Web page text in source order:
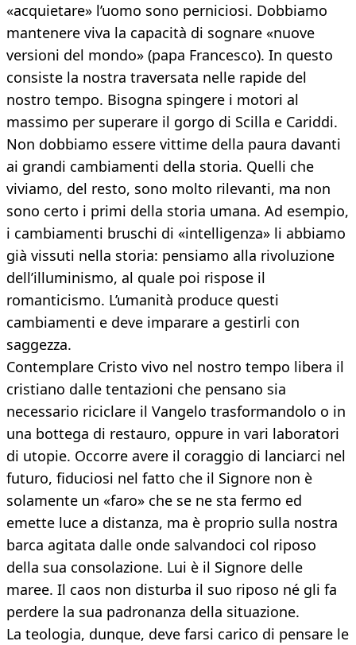
«acquietare» l’uomo sono perniciosi. Dobbiamo
mantenere viva la capacità di sognare «nuove
versioni del mondo» (papa Francesco). In questo
consiste la nostra traversata nelle rapide del
nostro tempo. Bisogna spingere i motori al
massimo per superare il gorgo di Scilla e Cariddi.
Non dobbiamo essere vittime della paura davanti
ai grandi cambiamenti della storia. Quelli che
viviamo, del resto, sono molto rilevanti, ma non
sono certo i primi della storia umana. Ad esempio,
i cambiamenti bruschi di «intelligenza» li abbiamo
già vissuti nella storia: pensiamo alla rivoluzione
dell’illuminismo, al quale poi rispose il
romanticismo. L’umanità produce questi
cambiamenti e deve imparare a gestirli con
saggezza.
Contemplare Cristo vivo nel nostro tempo libera il
cristiano dalle tentazioni che pensano sia
necessario riciclare il Vangelo trasformandolo o in
una bottega di restauro, oppure in vari laboratori
di utopie. Occorre avere il coraggio di lanciarci nel
futuro, ﬁduciosi nel fatto che il Signore non è
solamente un «faro» che se ne sta fermo ed
emette luce a distanza, ma è proprio sulla nostra
barca agitata dalle onde salvandoci col riposo
della sua consolazione. Lui è il Signore delle
maree. Il caos non disturba il suo riposo né gli fa
perdere la sua padronanza della situazione.
La teologia, dunque, deve farsi carico di pensare le